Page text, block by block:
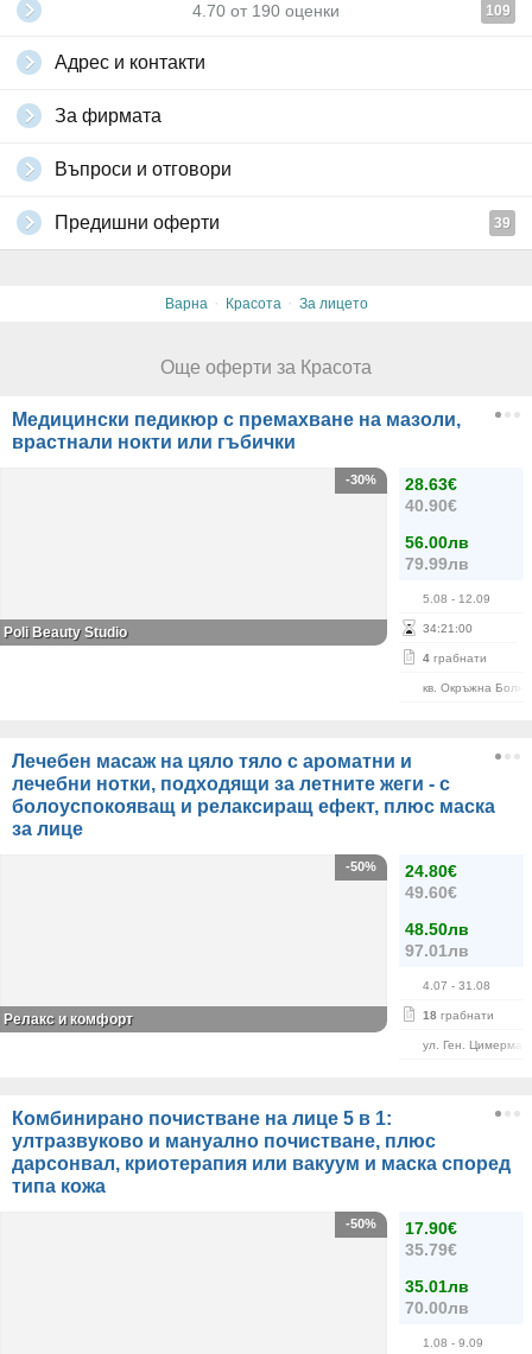
4.70 от 190 оценки 109
Адрес и контакти
За фирмата
Въпроси и отговори
Предишни оферти 39
Варна · Красота · За лицето
Още оферти за Красота
Медицински педикюр с премахване на мазоли,
врастнали нокти или гъбички
28.63€
40.90€
56.00лв
79.99лв
5.08 - 12.09
34:20 :59
4 грабнати
кв. Окръжна
-30%
Poli Beauty Studio
Лечебен масаж на цяло тяло с ароматни и
лечебни нотки, подходящи за летните жеги - с
болоуспокояващ и релаксиращ ефект, плюс маска
за лице
24.80€
49.60€
48.50лв
97.01лв
4.07 - 31.08
18 грабнати
ул. Ген. Цимерман
-50%
Релакс и комфорт
Комбинирано почистване на лице 5 в 1:
ултразвуково и мануално почистване, плюс
дарсонвал, криотерапия или вакуум и маска според
типа кожа
17.90€
35.79€
35.01лв
70.00лв
1.08 - 9.09
-50%